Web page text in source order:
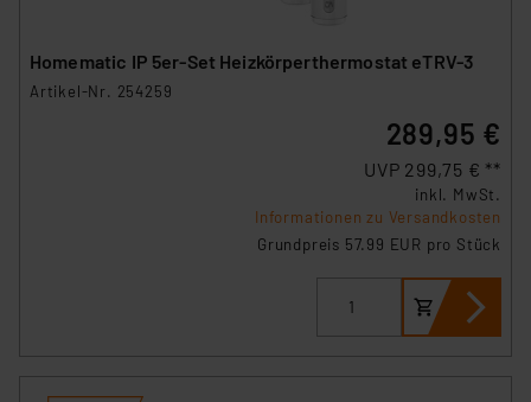
Homematic IP 5er-Set Heizkörperthermostat eTRV-3
Artikel-Nr. 254259
289,95 €
UVP 299,75 € **
inkl. MwSt.
Informationen zu Versandkosten
Grundpreis 57.99 EUR pro Stück